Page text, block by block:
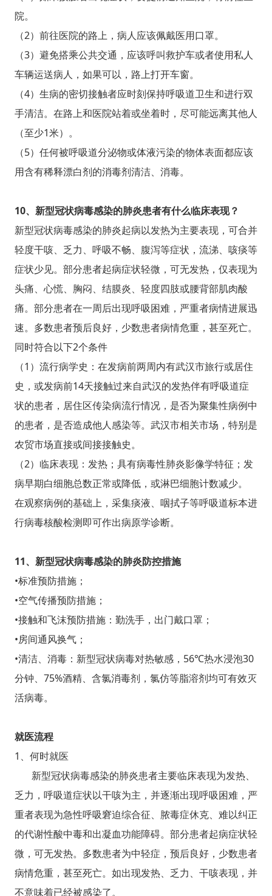
院。
（2）前往医院的路上，病人应该佩戴医用口罩。
（3）避免搭乘公共交通，应该呼叫救护车或者使用私人
车辆运送病人，如果可以，路上打开车窗。
（4）生病的密切接触者应时刻保持呼吸道卫生和进行双
手清洁。在路上和医院站着或坐着时，尽可能远离其他人
（至少1米）。
（5）任何被呼吸道分泌物或体液污染的物体表面都应该
用含有稀释漂白剂的消毒剂清洁、消毒。
10、新型冠状病毒感染的肺炎患者有什么临床表现？
新型冠状病毒感染的肺炎起病以发热为主要表现，可合并
轻度干咳、乏力、呼吸不畅、腹泻等症状，流涕、咳痰等
症状少见。部分患者起病症状轻微，可无发热，仅表现为
头痛、心慌、胸闷、结膜炎、轻度四肢或腰背部肌肉酸
痛。部分患者在一周后出现呼吸困难，严重者病情进展迅
速。多数患者预后良好，少数患者病情危重，甚至死亡。
同时符合以下2个条件
（1）流行病学史：在发病前两周内有武汉市旅行或居住
史，或发病前14天接触过来自武汉的发热伴有呼吸道症
状的患者，居住区传染病流行情况，是否为聚集性病例中
的患者，是否造成他人感染等。武汉市相关市场，特别是
农贸市场直接或间接接触史。
（2）临床表现：发热；具有病毒性肺炎影像学特征；发
病早期白细胞总数正常或降低，或淋巴细胞计数减少。
在观察病例的基础上，采集痰液、咽拭子等呼吸道标本进
行病毒核酸检测即可作出病原学诊断。
11、新型冠状病毒感染的肺炎防控措施
•标准预防措施；
•空气传播预防措施；
•接触和飞沫预防措施：勤洗手，出门戴口罩；
•房间通风换气；
•清洁、消毒：新型冠状病毒对热敏感，56℃热水浸泡30
分钟、75%酒精、含氯消毒剂，氯仿等脂溶剂均可有效灭
活病毒。
就医流程
1、何时就医
新型冠状病毒感染的肺炎患者主要临床表现为发热、
乏力，呼吸道症状以干咳为主，并逐渐出现呼吸困难，严
重者表现为急性呼吸窘迫综合征、脓毒症休克、难以纠正
的代谢性酸中毒和出凝血功能障碍。部分患者起病症状轻
微，可无发热。多数患者为中轻症，预后良好，少数患者
病情危重，甚至死亡。如出现发热、乏力、干咳表现，并
不意味着已经被感染了。